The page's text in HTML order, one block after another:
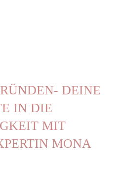
DEINE
IN DIE
MIT
MONA